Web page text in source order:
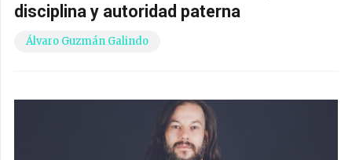
disciplina y autoridad paterna
Álvaro Guzmán Galindo